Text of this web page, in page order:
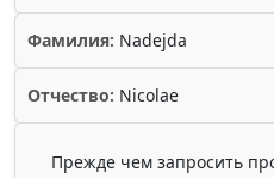
Фамилия: Nadejda
Отчество: Nicolae
Прежде чем запросить